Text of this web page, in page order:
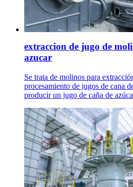
extraccion de jugo de
azucar
Se trata de molinos para
procesamiento de jugos de cana
producir un jugo de caña de